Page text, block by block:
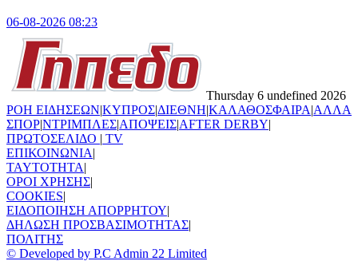
06-08-2026 08:23
Thursday 6 undefined 2026
ΡΟΗ ΕΙΔΗΣΕΩΝ|ΚΥΠΡΟΣ|ΔΙΕΘΝΗ|ΚΑΛΑΘΟΣΦΑΙΡΑ|ΑΛΛΑ
ΣΠΟΡ|ΝΤΡΙΜΠΛΕΣ|ΑΠΟΨΕΙΣ|AFTER DERBY|
ΠΡΩΤΟΣΕΛΙΔΟ | TV
ΕΠΙΚΟΙΝΩΝΙΑ|
TAYTOTHTA|
ΟΡΟΙ ΧΡΗΣΗΣ|
COOKIES|
ΕΙΔΟΠΟΙΗΣΗ ΑΠΟΡΡΗΤΟΥ|
ΔΗΛΩΣΗ ΠΡΟΣΒΑΣΙΜΟΤΗΤΑΣ|
ΠΟΛΙΤΗΣ
© Developed by P.C Admin 22 Limited